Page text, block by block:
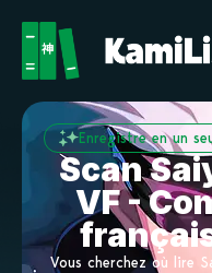
Enregistre en un
Scan
VF -
Vous cherchez où lire